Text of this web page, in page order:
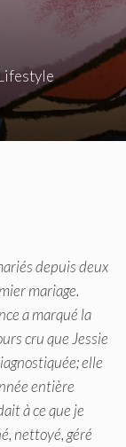
depuis deux
mariage.
a marqué la
cru que Jessie
elle
entière
à ce que je
nettoyé, géré